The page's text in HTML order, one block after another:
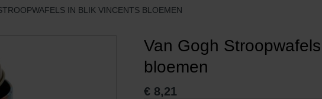
IN BLIK VINCENTS BLOEMEN
Van Gogh
bloemen
€ 8,21